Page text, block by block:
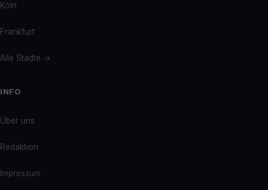
Köln
Frankfurt
Alle Städte →
INFO
Über uns
Redaktion
Impressum